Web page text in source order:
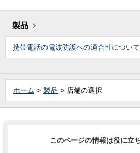
製品
携帯電話の電波防護への適合性について
ホーム 製品 店舗の選択
このページの情報は役に立